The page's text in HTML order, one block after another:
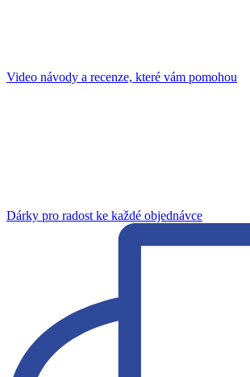
Video návody a recenze, které vám pomohou
Dárky pro radost ke každé objednávce